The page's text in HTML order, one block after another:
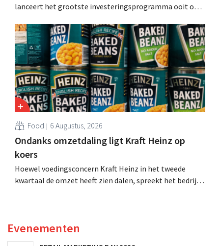
lanceert het grootste investeringsprogramma ooit om
moeten dit momentum grijpen”.
Food 6 Augustus, 2026
Ondanks omzetdaling ligt Kraft Heinz op
koers
Hoewel voedingsconcern Kraft Heinz in het tweede
kwartaal de omzet heeft zien dalen, spreekt het bedrijf
Evenementen